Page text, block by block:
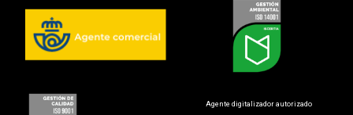
Agente digitalizador autorizado